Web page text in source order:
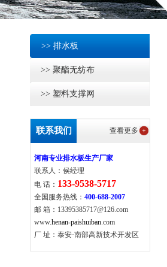
>> 排水板
>> 聚酯无纺布
>> 塑料支撑网
联系我们 查看更多
河南专业排水板生产厂家
联系人：侯经理
电 话： 133-9538-5717
全国服务热线： 400-688-2007
邮 箱：13395385717@126.com
www.henan-paishuiban.com
厂 址：泰安·南部高新技术开发区